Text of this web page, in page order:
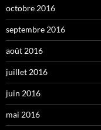
octobre 2016
septembre 2016
août 2016
juillet 2016
juin 2016
mai 2016